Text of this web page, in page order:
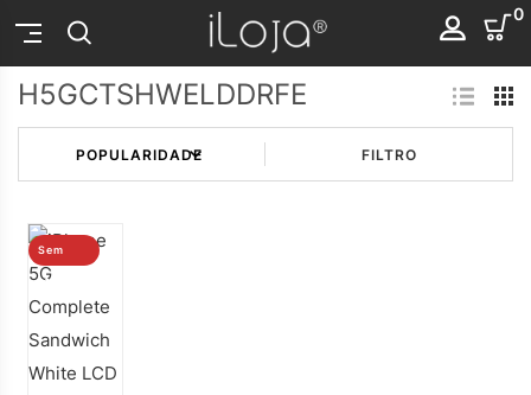
0
H5GCTSHWELDDRFE
FILTRO
Sem
stock